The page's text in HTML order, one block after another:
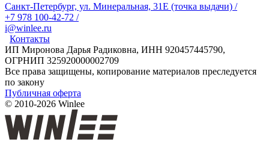
Санкт-Петербург, ул. Минеральная, 31Е (точка выдачи) /
+7 978 100-42-72 /
i@winlee.ru
Контакты
ИП Миронова Дарья Радиковна, ИНН 920457445790,
ОГРНИП 325920000002709
Все права защищены, копирование материалов преследуется
по закону
Публичная оферта
© 2010-2026 Winlee